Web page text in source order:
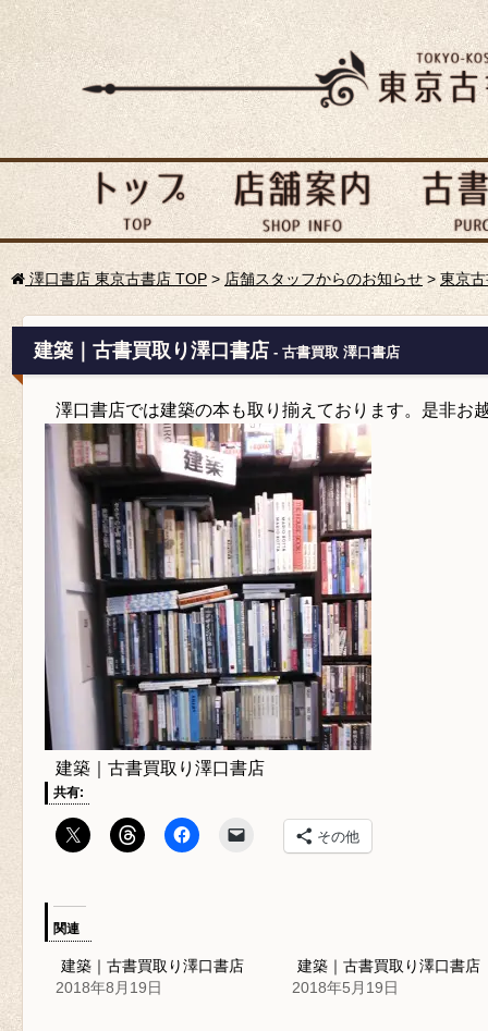
澤口書店 東京古書店 TOP > 店舗スタッフからのお知らせ> 東京
建築｜古書買取り澤口書店 - 古書買取 澤口書店
澤口書店では建築の本も取り揃えております。是非お
建築｜古書買取り澤口書店
共有:
その他
関連
建築｜古書買取り澤口書店
2018年8月19日
建築｜古書買取り澤口書店
2018年5月19日